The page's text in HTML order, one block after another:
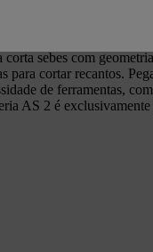
com lâmina corta sebes,
sebes com
para cortar recantos.
de ferramentas,
AS 2 é